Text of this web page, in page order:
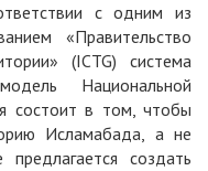
с одним из
«Правительство
(ICTG) система
Национальной
состоит в том, чтобы
Исламабада, а не
создать